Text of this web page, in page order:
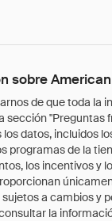
sobre
de que toda la
sección "Preguntas
datos, incluidos
programas de la
los incentivos y
a cambios y
la